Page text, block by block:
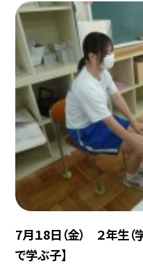
7月１8日（金） ２年生（
で学ぶ子】